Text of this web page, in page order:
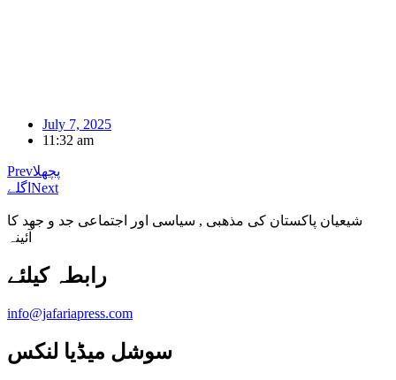
July 7, 2025
11:32 am
Prevپچھلا
اگلے Next
شیعیان پاکستان کی مذهبی , سیاسی اور اجتماعی جد و جهد کا
آئینہ
info@jafariapress.com​
سوشل میڈیا لنکس